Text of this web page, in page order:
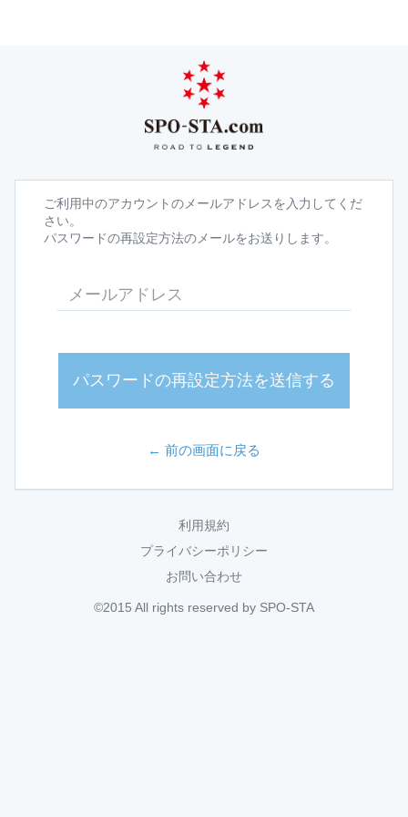
ご利用中のアカウントのメールアドレスを入力してくだ
さい。
パスワードの再設定方法のメールをお送りします。
パスワードの再設定方法を送信する
← 前の画面に戻る
利用規約
プライバシーポリシー
お問い合わせ
©2015 All rights reserved by SPO-STA